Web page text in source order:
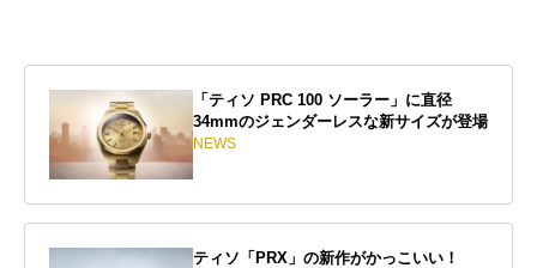
「ティソ PRC 100 ソーラー」に直径
34mmのジェンダーレスな新サイズが登場
NEWS
ティソ「PRX」の新作がかっこいい！